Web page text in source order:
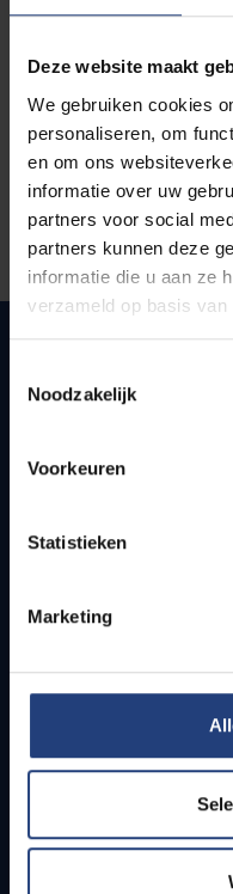
Deze website maakt
We gebruiken cookies
personaliseren, om
en om ons
informatie over uw
partners voor social
partners kunnen deze
informatie die u aan ze
verzameld op basis
Noodzakelijk
Voorkeuren
Statistieken
Marketing
Snel naar
Bereikbaarheid
Studenten
PhD-studenten
Leerkrachten